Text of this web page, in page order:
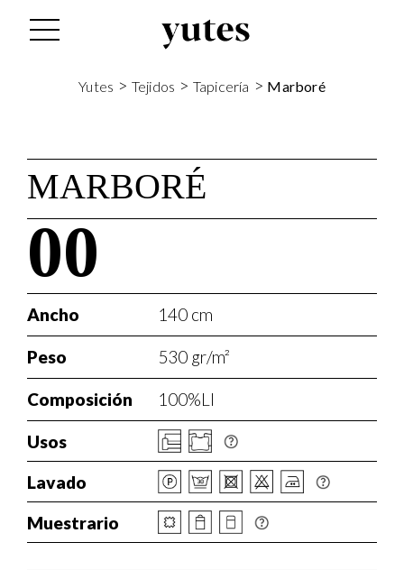
Yutes > Tejidos > Tapicería > Marboré
MARBORÉ
00
Ancho 140 cm
Peso 530 gr/m²
Composición 100%LI
Usos
Lavado
Muestrario